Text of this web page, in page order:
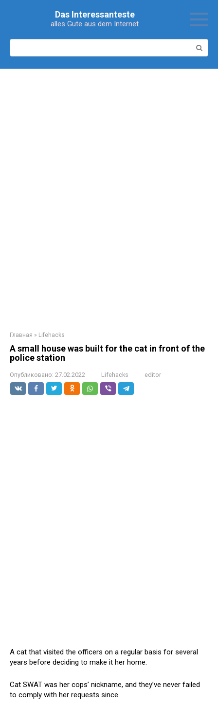
Das Interessanteste
alles Gute aus dem Internet
Главная » Lifehacks
A small house was built for the cat in front of the
police station
Опубликовано: 27.02.2022 Lifehacks editor
A cat that visited the officers on a regular basis for several
years before deciding to make it her home.
Cat SWAT was her cops’ nickname, and they’ve never failed
to comply with her requests since.